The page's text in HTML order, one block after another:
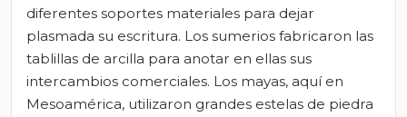
diferentes soportes materiales para dejar
plasmada su escritura. Los sumerios fabricaron las
tablillas de arcilla para anotar en ellas sus
intercambios comerciales. Los mayas, aquí en
Mesoamérica, utilizaron grandes estelas de piedra